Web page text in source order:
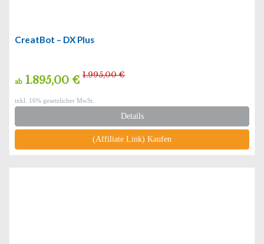
CreatBot – DX Plus
ab 1.895,00 € 1.995,00 €
inkl. 16% gesetzlicher MwSt.
Details
(Affiliate Link) Kaufen